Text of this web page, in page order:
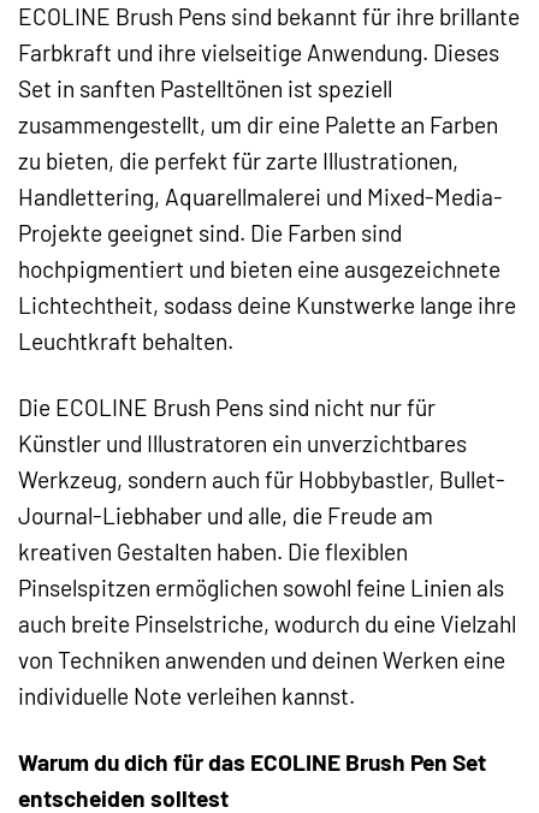
ECOLINE Brush Pens sind bekannt für ihre brillante
Farbkraft und ihre vielseitige Anwendung. Dieses
Set in sanften Pastelltönen ist speziell
zusammengestellt, um dir eine Palette an Farben
zu bieten, die perfekt für zarte Illustrationen,
Handlettering, Aquarellmalerei und Mixed-Media-
Projekte geeignet sind. Die Farben sind
hochpigmentiert und bieten eine ausgezeichnete
Lichtechtheit, sodass deine Kunstwerke lange ihre
Leuchtkraft behalten.
Die ECOLINE Brush Pens sind nicht nur für
Künstler und Illustratoren ein unverzichtbares
Werkzeug, sondern auch für Hobbybastler, Bullet-
Journal-Liebhaber und alle, die Freude am
kreativen Gestalten haben. Die flexiblen
Pinselspitzen ermöglichen sowohl feine Linien als
auch breite Pinselstriche, wodurch du eine Vielzahl
von Techniken anwenden und deinen Werken eine
individuelle Note verleihen kannst.
Warum du dich für das ECOLINE Brush Pen Set
entscheiden solltest